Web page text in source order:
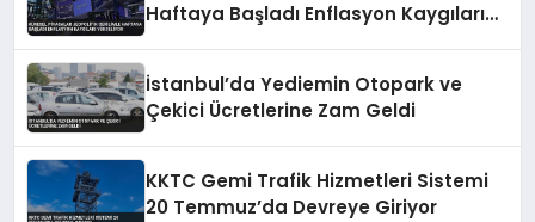
Haftaya Başladı Enflasyon Kaygıları
İstanbul’da Yediemin Otopark ve
Çekici Ücretlerine Zam Geldi
KKTC Gemi Trafik Hizmetleri Sistemi
20 Temmuz’da Devreye Giriyor